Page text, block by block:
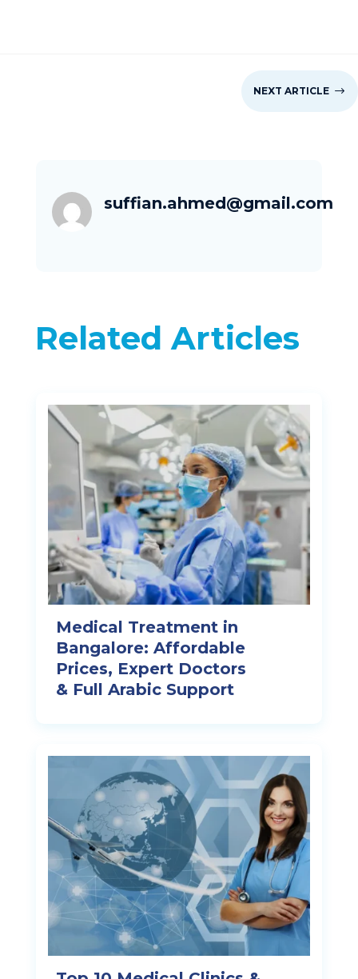
NEXT ARTICLE $
suffian.ahmed@gmail.com
Related Articles
Medical Treatment in
Bangalore: Affordable
Prices, Expert Doctors
& Full Arabic Support